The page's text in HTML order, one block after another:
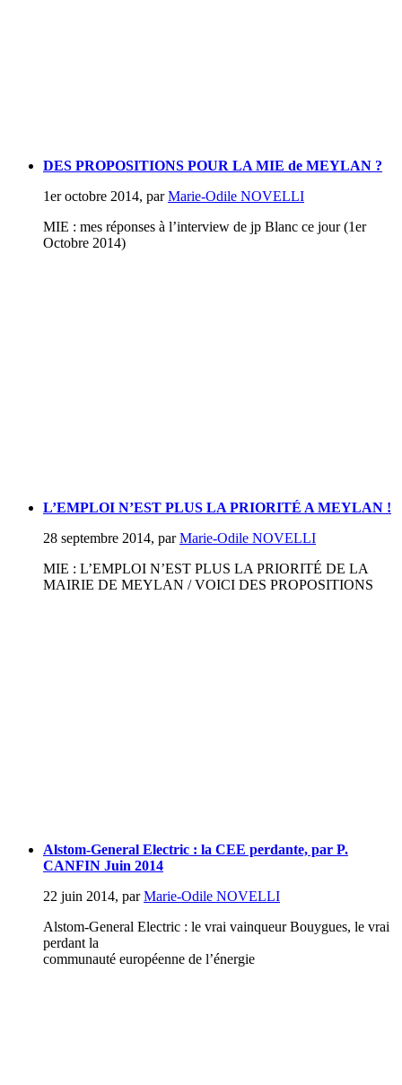
DES PROPOSITIONS POUR LA MIE de MEYLAN ?
1er octobre 2014, parMarie-Odile NOVELLI
MIE : mes réponses à l’interview de jp Blanc ce jour (1er
Octobre 2014)
L’EMPLOI N’EST PLUS LA PRIORITÉ A MEYLAN !
28 septembre 2014, parMarie-Odile NOVELLI
MIE : L’EMPLOI N’EST PLUS LA PRIORITÉ DE LA
MAIRIE DE MEYLAN / VOICI DES PROPOSITIONS
Alstom-General Electric : la CEE perdante, par P.
CANFIN Juin 2014
22 juin 2014, parMarie-Odile NOVELLI
Alstom-General Electric : le vrai vainqueur Bouygues, le vrai
perdant la
communauté européenne de l’énergie